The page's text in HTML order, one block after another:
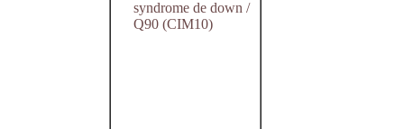
syndrome de down /
Q90 (CIM10)